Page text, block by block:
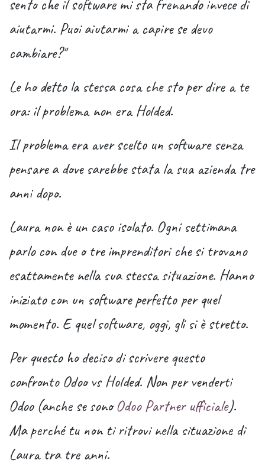
sento che il software mi sta frenando invece di
aiutarmi. Puoi aiutarmi a capire se devo
cambiare?"
Le ho detto la stessa cosa che sto per dire a te
ora: ilproblema non era Holded.
Il problema era aver scelto un software senza
pensare a dove sarebbe stata la sua azienda tre
anni dopo.
Laura non è un caso isolato. Ogni settimana
parlo con due o tre imprenditori che si trovano
esattamente nella sua stessa situazione. Hanno
iniziato con un software perfetto per quel
momento. E quel software, oggi, gli si è stretto.
Per questo ho deciso di scrivere questo
confronto Odoo vs Holded. Non per venderti
Odoo (anche se sonoOdoo Partner ufficiale).
Ma perché tu non ti ritrovi nella situazione di
Laura tra tre anni.